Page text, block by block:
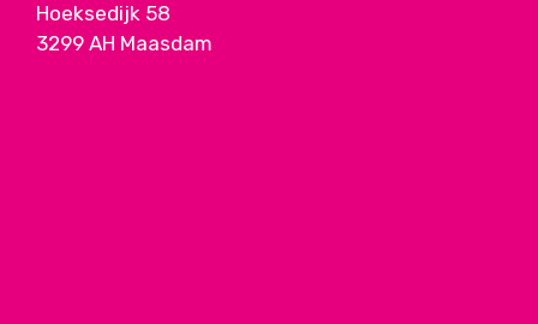
Hoeksedijk 58
3299 AH Maasdam